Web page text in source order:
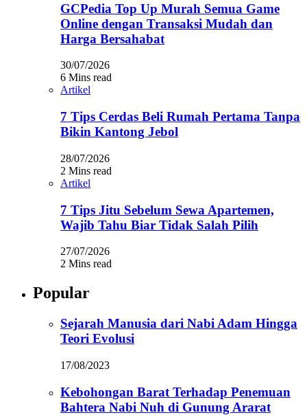
GCPedia Top Up Murah Semua Game
Online dengan Transaksi Mudah dan
Harga Bersahabat
30/07/2026
6 Mins read
Artikel
7 Tips Cerdas Beli Rumah Pertama Tanpa
Bikin Kantong Jebol
28/07/2026
2 Mins read
Artikel
7 Tips Jitu Sebelum Sewa Apartemen,
Wajib Tahu Biar Tidak Salah Pilih
27/07/2026
2 Mins read
Popular
Sejarah Manusia dari Nabi Adam Hingga
Teori Evolusi
17/08/2023
Kebohongan Barat Terhadap Penemuan
Bahtera Nabi Nuh di Gunung Ararat